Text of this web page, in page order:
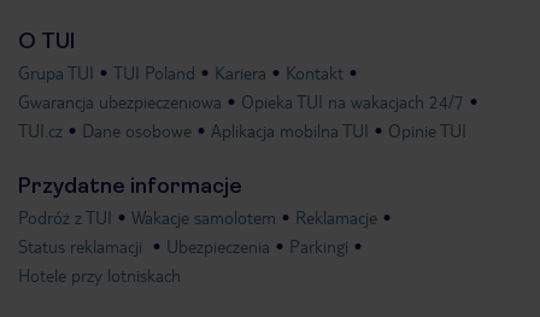
O TUI
Grupa TUI TUI Poland Kariera
Kontakt
Gwarancja ubezpieczeniowa
Opieka TUI na wakacjach 24/7
TUI.cz
Dane osobowe Aplikacja mobilna TUI Opinie TUI
Przydatne informacje
Podróż z TUI Wakacje samolotem
Reklamacje
Status reklamacji
Ubezpieczenia
Parkingi
Hotele przy lotniskach